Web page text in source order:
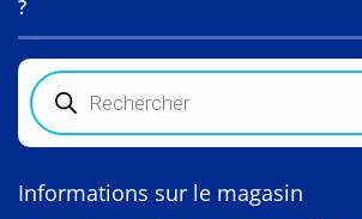
?
Recherche
de
produits
Informations sur le magasin